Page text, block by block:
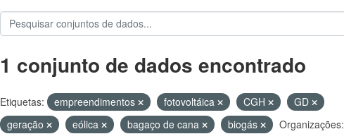
1 conjunto de dados encontrado
Etiquetas: empreendimentos fotovoltáica CGH
GD
geração
eólica bagaço de cana biogás Organizações: